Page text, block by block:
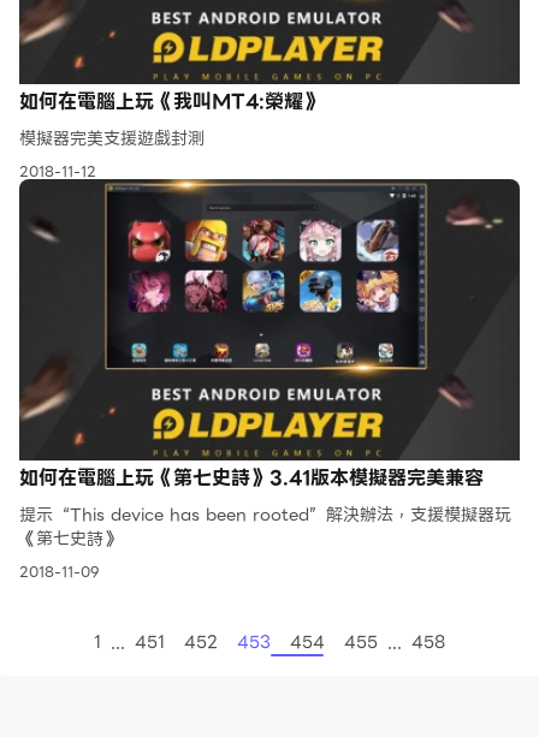
如何在電腦上玩《我叫MT4:榮耀》
模擬器完美支援遊戲封測
2018-11-12
如何在電腦上玩《第七史詩》3.41版本模擬器完美兼容
提示“This device has been rooted”解決辦法，支援模擬器玩
《第七史詩》
2018-11-09
1 ... 451 452 453 454 455 ... 458